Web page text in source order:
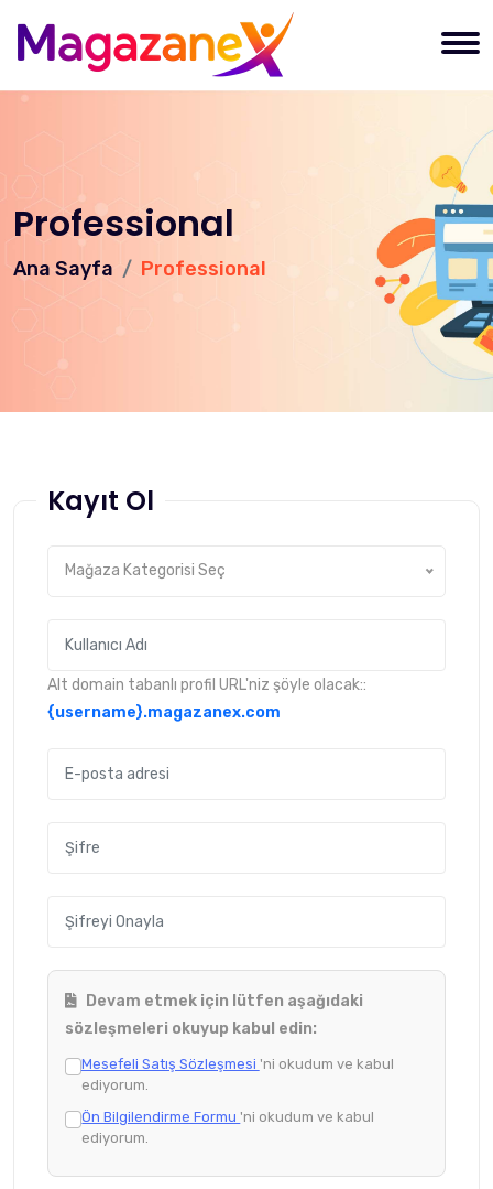
Professional
Ana Sayfa Professional
Kayıt Ol
Mağaza Kategorisi Seç
Alt domain tabanlı profil URL'niz şöyle olacak::
{username}.magazanex.com
Devam etmek için lütfen aşağıdaki
sözleşmeleri okuyup kabul edin:
Mesefeli Satış Sözleşmesi 'ni okudum ve kabul
ediyorum.
Ön Bilgilendirme Formu'ni okudum ve kabul
ediyorum.